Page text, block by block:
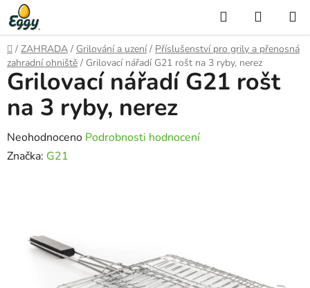
Přejít
na
obsah
Hledat
KOŠÍK
Domů
/ ZAHRADA / Grilování a uzení / Příslušenství pro grily a přenosná
zahradní ohniště / Grilovací nářadí G21 rošt na 3 ryby, nerez
Grilovací nářadí G21 rošt
na 3 ryby, nerez
Průměrné
hodnocení
Neohodnoceno Podrobnosti hodnocení
Značka: G21